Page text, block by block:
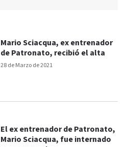
28 de Marzo de 2021
Mario Sciacqua, ex entrenador
de Patronato, recibió el alta
El ex entrenador de Patronato,
Mario Sciacqua, fue internado